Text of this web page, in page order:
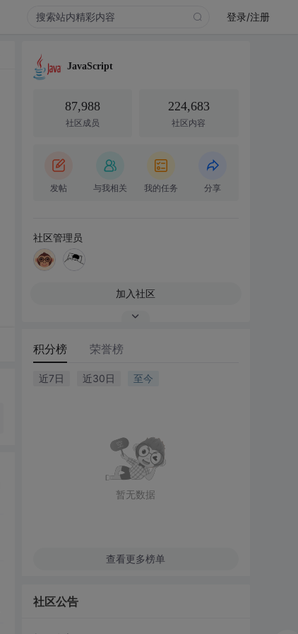
登录/注册
JavaScript
87,988
社区成员
224,683
社区内容
发帖 与我相关 我的任务 分享
社区管理员
加入社区
积分榜 荣誉榜
近7日 近30日 至今
暂无数据
查看更多榜单
社区公告